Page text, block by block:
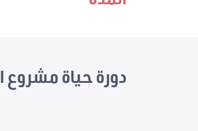
دورة حياة مشروع